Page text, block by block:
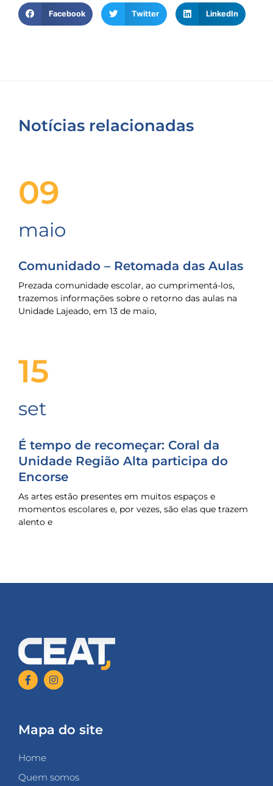
Facebook Twitter LinkedIn
Notícias relacionadas
09
maio
Comunidado – Retomada das Aulas
Prezada comunidade escolar, ao cumprimentá-los,
trazemos informações sobre o retorno das aulas na
Unidade Lajeado, em 13 de maio,
15
set
É tempo de recomeçar: Coral da
Unidade Região Alta participa do
Encorse
As artes estão presentes em muitos espaços e
momentos escolares e, por vezes, são elas que trazem
alento e
Mapa do site
Home
Quem somos